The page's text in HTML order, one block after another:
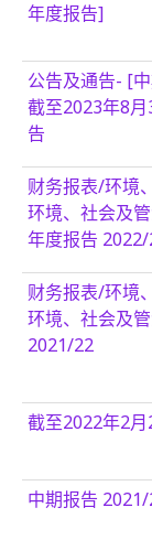
年度报告]
公告及通告- [
截至2023年8
告
财务报表/环境
环境、社会及
年度报告 2022/
财务报表/环境
环境、社会及
2021/22
截至2022年2
中期报告